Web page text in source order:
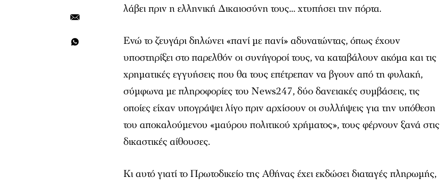
λάβει πριν η ελληνική Δικαιοσύνη τους… χτυπήσει την πόρτα.
Ενώ το ζευγάρι δηλώνει «πανί με πανί» αδυνατώντας, όπως έχουν
υποστηρίξει στο παρελθόν οι συνήγοροί τους, να καταβάλουν ακόμα και τις
χρηματικές εγγυήσεις που θα τους επέτρεπαν να βγουν από τη φυλακή,
σύμφωνα με πληροφορίες του News247, δύο δανειακές συμβάσεις, τις
οποίες είχαν υπογράψει λίγο πριν αρχίσουν οι συλλήψεις για την υπόθεση
του αποκαλούμενου «μαύρου πολιτικού χρήματος», τους φέρνουν ξανά στις
δικαστικές αίθουσες.
Κι αυτό γιατί το Πρωτοδικείο της Αθήνας έχει εκδώσει διαταγές πληρωμής,